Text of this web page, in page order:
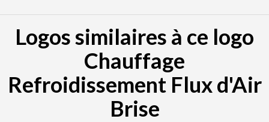
Logos similaires à ce logo
Chauffage
Refroidissement Flux d'Air
Brise